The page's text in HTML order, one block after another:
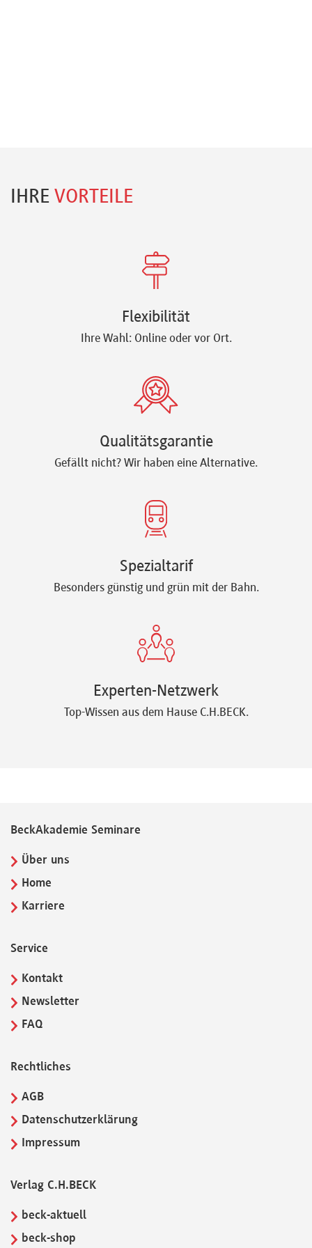
IHRE VORTEILE
Flexibilität
Ihre Wahl: Online oder vor Ort.
Qualitätsgarantie
Gefällt nicht? Wir haben eine Alternative.
Spezialtarif
Besonders günstig und grün mit der Bahn.
Experten-Netzwerk
Top-Wissen aus dem Hause C.H.BECK.
BeckAkademie Seminare
Über uns
Home
Karriere
Service
Kontakt
Newsletter
FAQ
Rechtliches
AGB
Datenschutzerklärung
Impressum
Verlag C.H.BECK
beck-aktuell
beck-shop